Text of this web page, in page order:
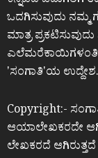
ಒದಗಿಸುವುದು ನಮ್ಮ
ಮಾತ್ರ
ʼಸಂಗಾತಿʼಯ ಉದ್ದೇಶ.
Copyright:-
ಆಯಾಲೇಖಕರದೇ
ಲೇಖಕರದೆ ಆಗಿರುತ್ತದೆ